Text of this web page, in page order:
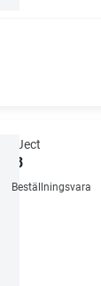
Pro-Ject
X1 B
Beställningsvara